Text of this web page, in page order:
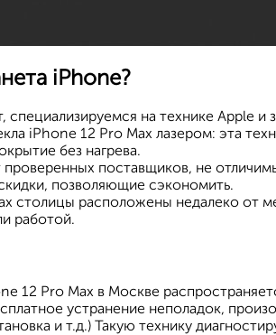
iPhone?
на технике Apple и
iPhone 12 Pro Max лазером: эта
без нагрева.
поставщиков, не
позволяющие сэкономить.
столицы расположены недалеко от
работой.
12 Pro Max в Москве
устранение неполадок,
и т.д.) Такую технику